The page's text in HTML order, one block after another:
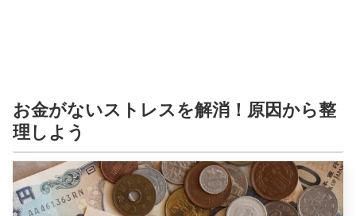
お金がないストレスを解消！原因から整
理しよう